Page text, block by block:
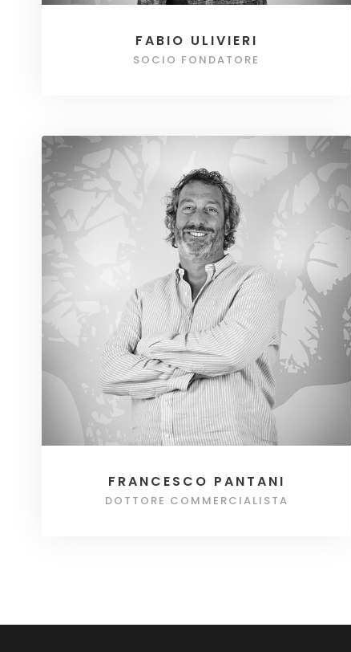
FABIO ULIVIERI
SOCIO FONDATORE
FRANCESCO PANTANI
DOTTORE COMMERCIALISTA